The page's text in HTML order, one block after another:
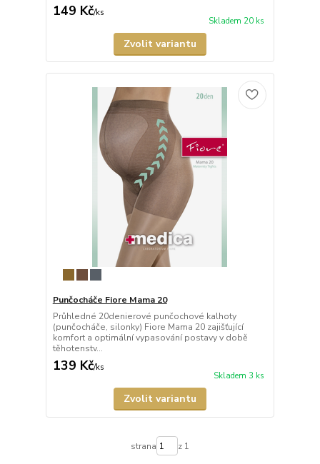
149 Kč/ks
Skladem 20 ks
Zvolit variantu
Punčocháče Fiore Mama 20
Průhledné 20denierové punčochové kalhoty
(punčocháče, silonky) Fiore Mama 20 zajišťující
komfort a optimální vypasování postavy v době
těhotenstv...
139 Kč/ks
Skladem 3 ks
Zvolit variantu
strana z 1